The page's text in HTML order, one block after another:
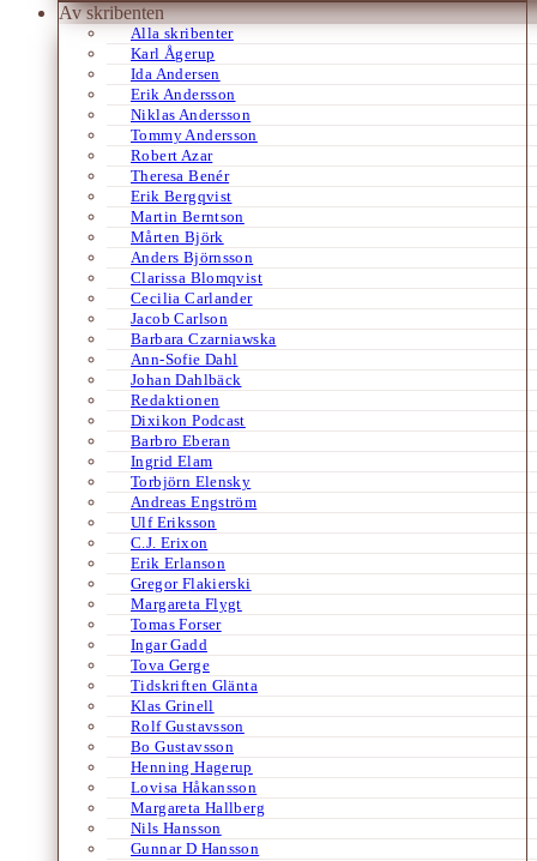
Av skribenten
Alla skribenter
Karl Ågerup
Ida Andersen
Erik Andersson
Niklas Andersson
Tommy Andersson
Robert Azar
Theresa Benér
Erik Bergqvist
Martin Berntson
Mårten Björk
Anders Björnsson
Clarissa Blomqvist
Cecilia Carlander
Jacob Carlson
Barbara Czarniawska
Ann-Sofie Dahl
Johan Dahlbäck
Redaktionen
Dixikon Podcast
Barbro Eberan
Ingrid Elam
Torbjörn Elensky
Andreas Engström
Ulf Eriksson
C.J. Erixon
Erik Erlanson
Gregor Flakierski
Margareta Flygt
Tomas Forser
Ingar Gadd
Tova Gerge
Tidskriften Glänta
Klas Grinell
Rolf Gustavsson
Bo Gustavsson
Henning Hagerup
Lovisa Håkansson
Margareta Hallberg
Nils Hansson
Gunnar D Hansson